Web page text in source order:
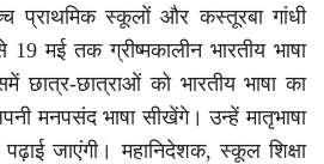
प्राथमिक स्कूलों और कस्तूरबा गांधी
19 मई तक ग्रीष्मकालीन भारतीय भाषा
छात्र-छात्राओं को भारतीय भाषा का
मनपसंद भाषा सीखेंगे। उन्हें मातृभाषा
जाएंगी। महानिदेशक, स्कूल शिक्षा